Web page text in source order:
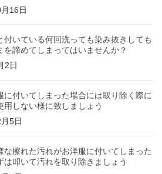
16日
付いている何回洗っても染み抜きしても
を諦めてしまってはいませんか？
2日
に付いてしまった場合には取り除く際に
用しない様に致しましょう
5日
な擦れた汚れがお洋服に付いてしまった
は叩いて汚れを取り除きましょう